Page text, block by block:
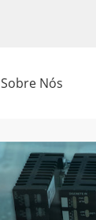
Sobre Nós